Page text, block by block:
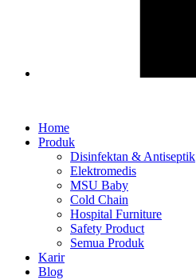
Home
Produk
Disinfektan & Antiseptik
Elektromedis
MSU Baby
Cold Chain
Hospital Furniture
Safety Product
Semua Produk
Karir
Blog